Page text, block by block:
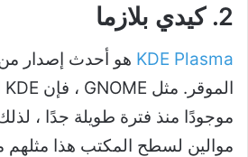
2. كيدي بلازما
KDE Plasma
موجودًا منذ فترة طويلة جدًا ،
موالين لسطح المكتب هذا